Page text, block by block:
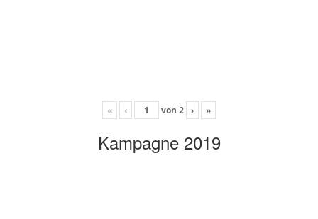
« ‹ von 2 › »
Kampagne 2019